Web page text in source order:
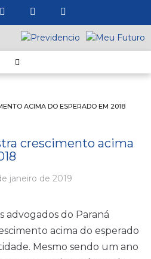
ACIMA DO ESPERADO EM 2018
crescimento acima
janeiro de 2019
advogados do Paraná
acima do esperado
Mesmo sendo um ano